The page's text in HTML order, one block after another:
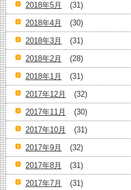
2018年5月
(31)
2018年4月
(30)
2018年3月
(31)
2018年2月
(28)
2018年1月
(31)
2017年12月
(32)
2017年11月
(30)
2017年10月
(31)
2017年9月
(32)
2017年8月
(31)
2017年7月
(31)